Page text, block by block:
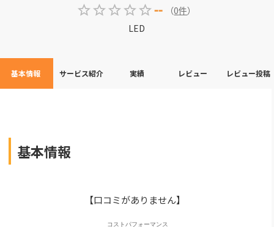
-- （0件）
LED
基本情報 サービス紹介 実績 レビュー レビュー投稿
基本情報
【口コミがありません】